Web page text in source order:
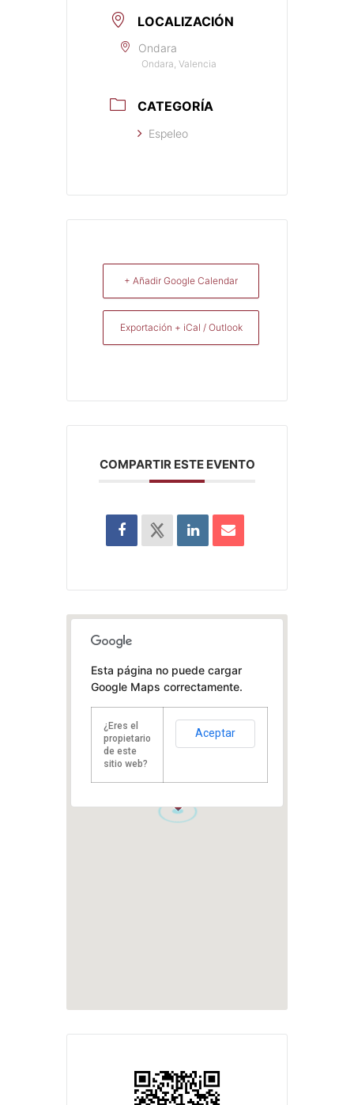
LOCALIZACIÓN
Ondara
Ondara, Valencia
CATEGORÍA
Espeleo
+ Añadir Google Calendar
Exportación + iCal / Outlook
COMPARTIR ESTE EVENTO
Esta página no puede cargar
Google Maps correctamente.
¿Eres el
propietario
de este
sitio web?
Aceptar